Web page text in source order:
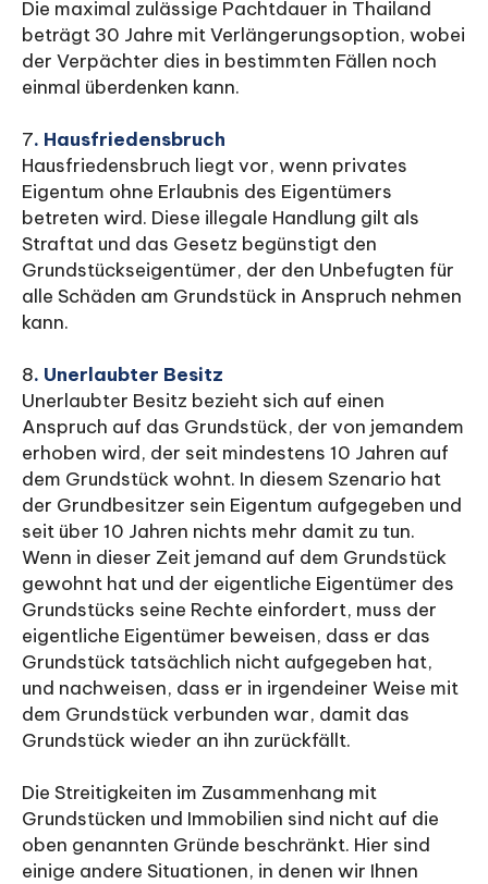
Die maximal zulässige Pachtdauer in Thailand
beträgt 30 Jahre mit Verlängerungsoption, wobei
der Verpächter dies in bestimmten Fällen noch
einmal überdenken kann.
7. Hausfriedensbruch
Hausfriedensbruch liegt vor, wenn privates
Eigentum ohne Erlaubnis des Eigentümers
betreten wird. Diese illegale Handlung gilt als
Straftat und das Gesetz begünstigt den
Grundstückseigentümer, der den Unbefugten für
alle Schäden am Grundstück in Anspruch nehmen
kann.
8. Unerlaubter Besitz
Unerlaubter Besitz bezieht sich auf einen
Anspruch auf das Grundstück, der von jemandem
erhoben wird, der seit mindestens 10 Jahren auf
dem Grundstück wohnt. In diesem Szenario hat
der Grundbesitzer sein Eigentum aufgegeben und
seit über 10 Jahren nichts mehr damit zu tun.
Wenn in dieser Zeit jemand auf dem Grundstück
gewohnt hat und der eigentliche Eigentümer des
Grundstücks seine Rechte einfordert, muss der
eigentliche Eigentümer beweisen, dass er das
Grundstück tatsächlich nicht aufgegeben hat,
und nachweisen, dass er in irgendeiner Weise mit
dem Grundstück verbunden war, damit das
Grundstück wieder an ihn zurückfällt.
Die Streitigkeiten im Zusammenhang mit
Grundstücken und Immobilien sind nicht auf die
oben genannten Gründe beschränkt. Hier sind
einige andere Situationen, in denen wir Ihnen